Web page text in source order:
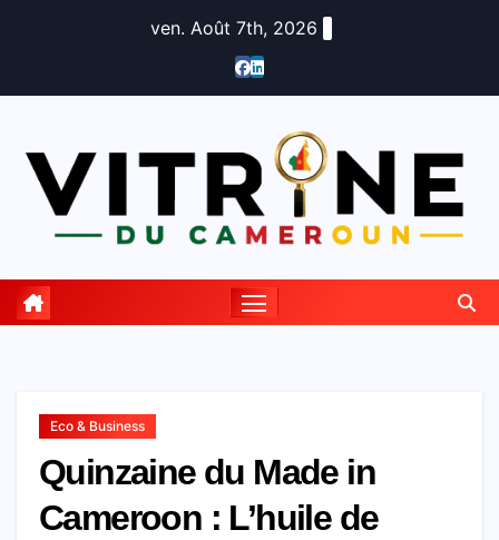
ven. Août 7th, 2026
Eco & Business
Quinzaine du Made in
Cameroon : L’huile de